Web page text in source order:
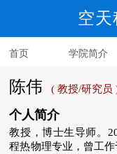
空
首页 学院简介
人才培养
陈伟( 教授/研究员
个人简介
教授，博士生导师。
程热物理专业 ，曾工